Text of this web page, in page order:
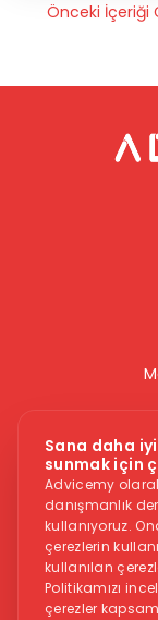
Önceki İçeriği
Sana daha
sunmak için
Advicemy
danışmanlık
kullanıyoruz.
çerezlerin
kullanılan
Politikamızı
çerezler